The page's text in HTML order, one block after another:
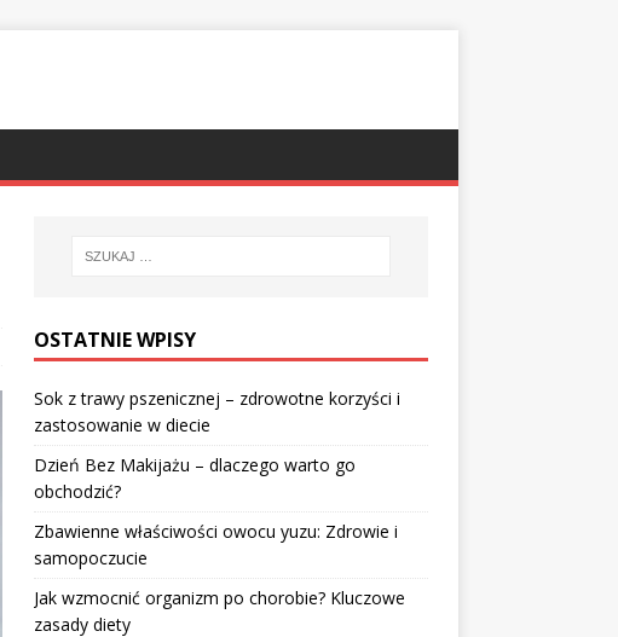
OSTATNIE WPISY
Sok z trawy pszenicznej – zdrowotne korzyści i
zastosowanie w diecie
Dzień Bez Makijażu – dlaczego warto go
obchodzić?
Zbawienne właściwości owocu yuzu: Zdrowie i
samopoczucie
Jak wzmocnić organizm po chorobie? Kluczowe
zasady diety